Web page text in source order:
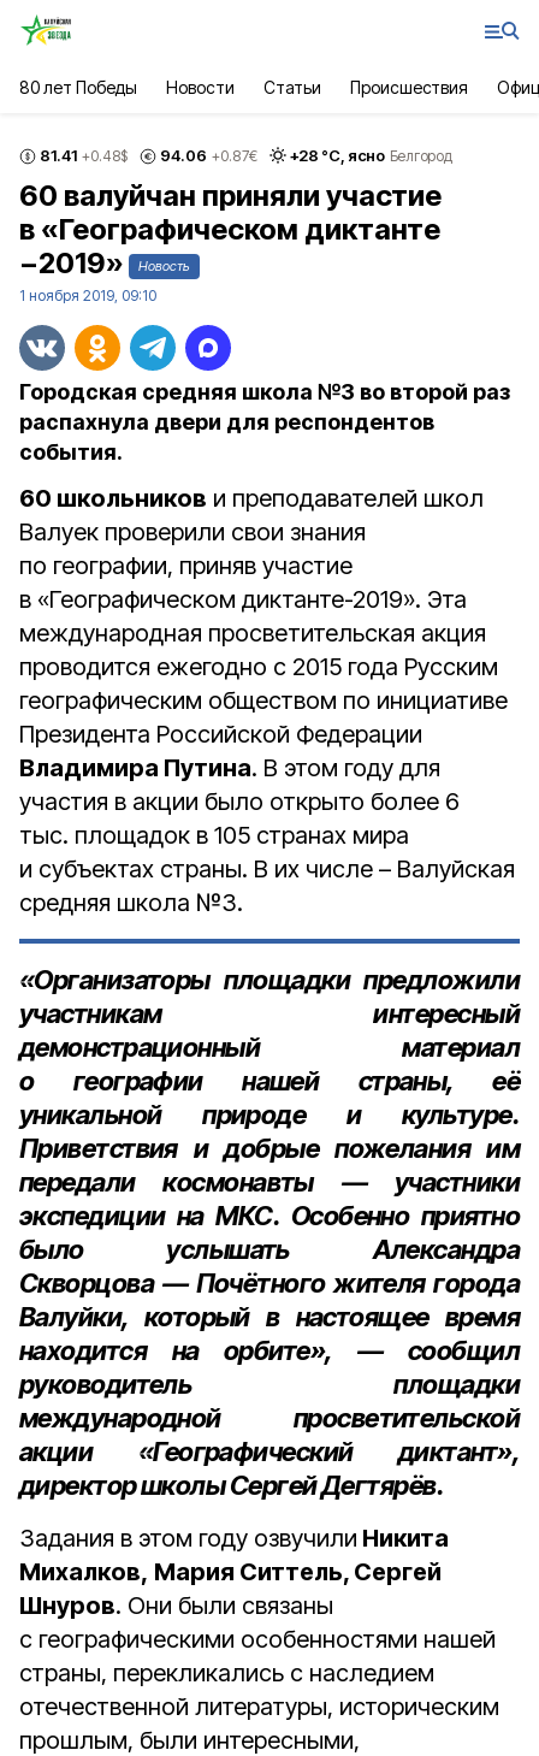
80 лет Победы Новости Статьи Происшествия
81.41 +0.48$ 94.06 +0.87€ +28 °С, ясно Белгород
60 валуйчан приняли участие
в «Географическом диктанте
−2019»
Новость
1 ноября 2019, 09:10
Городская средняя школа №3 во второй раз
распахнула двери для респондентов
события.
60 школьников и преподавателей школ
Валуек проверили свои знания
по географии, приняв участие
в «Географическом диктанте-2019». Эта
международная просветительская акция
проводится ежегодно с 2015 года Русским
географическим обществом по инициативе
Президента Российской Федерации
Владимира Путина. В этом году для
участия в акции было открыто более 6
тыс. площадок в 105 странах мира
и субъектах страны. В их числе – Валуйская
средняя школа №3.
«Организаторы площадки предложили
участникам интересный
демонстрационный материал
о географии нашей страны, её
уникальной природе и культуре.
Приветствия и добрые пожелания им
передали космонавты — участники
экспедиции на МКС. Особенно приятно
было услышатьАлександра
Скворцова — Почётного жителя города
Валуйки, который в настоящее время
находится на орбите», — сообщил
руководитель площадки
международной просветительской
акции «Географический диктант»,
директор школы Сергей Дегтярёв.
Задания в этом году озвучили Никита
Михалков, Мария Ситтель, Сергей
Шнуров. Они были связаны
с географическими особенностями нашей
страны, перекликались с наследием
отечественной литературы, историческим
прошлым, были интересными,